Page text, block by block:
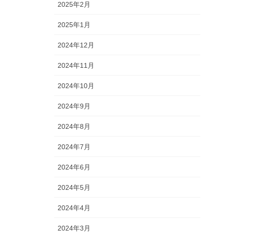
2025年2月
2025年1月
2024年12月
2024年11月
2024年10月
2024年9月
2024年8月
2024年7月
2024年6月
2024年5月
2024年4月
2024年3月